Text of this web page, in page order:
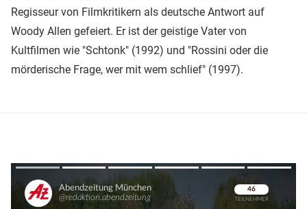
Regisseur von Filmkritikern als deutsche Antwort auf
Woody Allen gefeiert. Er ist der geistige Vater von
Kultfilmen wie "Schtonk" (1992) und "Rossini oder die
mörderische Frage, wer mit wem schlief" (1997).
Überspringen